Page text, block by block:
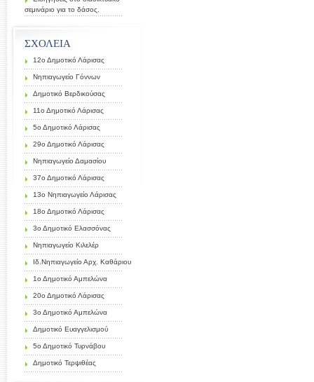
σεμινάριο για το δάσος.
ΣΧΟΛΕΙΑ
12ο Δημοτικό Λάρισας
Νηπιαγωγείο Γόννων
Δημοτικό Βερδικούσας
11ο Δημοτικό Λάρισας
5ο Δημοτικό Λάρισας
29ο Δημοτικό Λάρισας
Νηπιαγωγείο Δαμασίου
37ο Δημοτικό Λάρισας
13ο Νηπιαγωγείο Λάρισας
18ο Δημοτικό Λάρισας
3ο Δημοτικό Ελασσόνας
Νηπιαγωγείο Κιλελέρ
Ιδ.Νηπιαγωγείο Αρχ. Καθάριου
1ο Δημοτικό Αμπελώνα
20ο Δημοτικό Λάρισας
3ο Δημοτικό Αμπελώνα
Δημοτικό Ευαγγελισμού
5ο Δημοτικό Τυρνάβου
Δημοτικό Τερψιθέας